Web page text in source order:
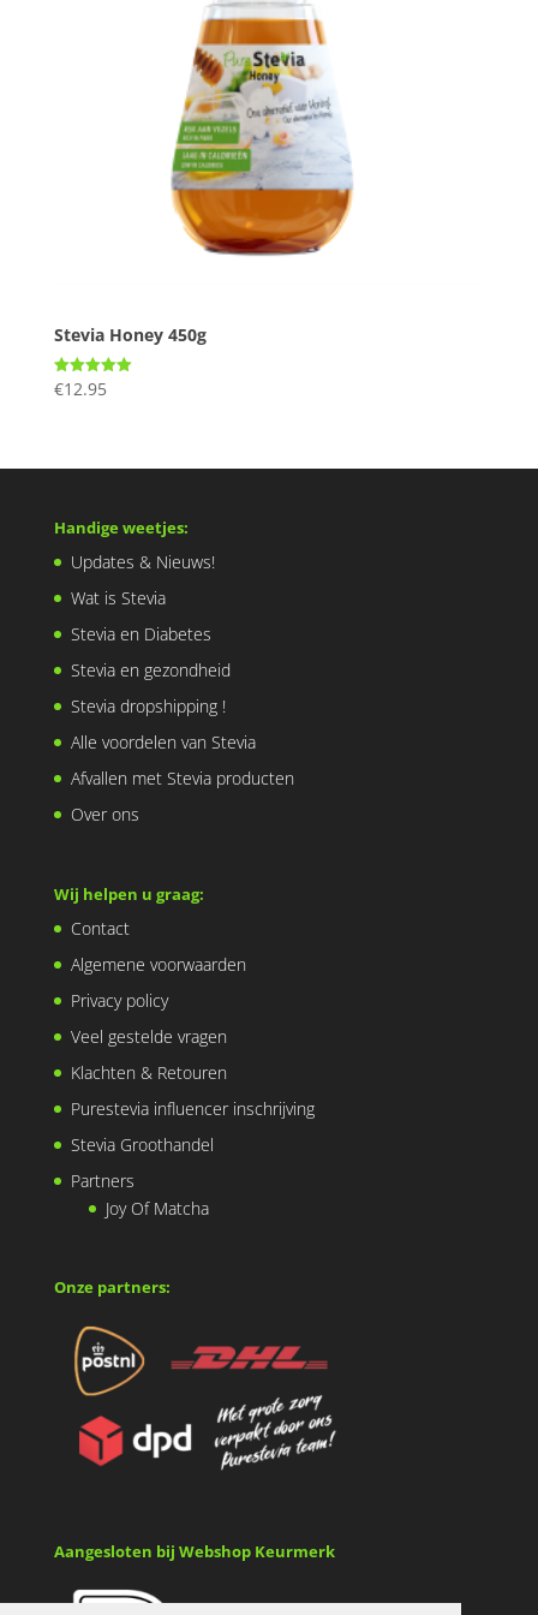
Stevia Honey 450g
Gewaardeerd
5.00
€12.95
Handige weetjes:
Updates & Nieuws!
Wat is Stevia
Stevia en Diabetes
Stevia en gezondheid
Stevia dropshipping !
Alle voordelen van Stevia
Afvallen met Stevia producten
Over ons
Wij helpen u graag:
Contact
Algemene voorwaarden
Privacy policy
Veel gestelde vragen
Klachten & Retouren
Purestevia influencer inschrijving
Stevia Groothandel
Partners
Joy Of Matcha
Onze partners:
Aangesloten bij Webshop Keurmerk